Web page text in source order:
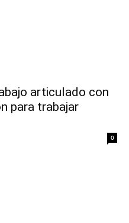
articulado con
para trabajar
0